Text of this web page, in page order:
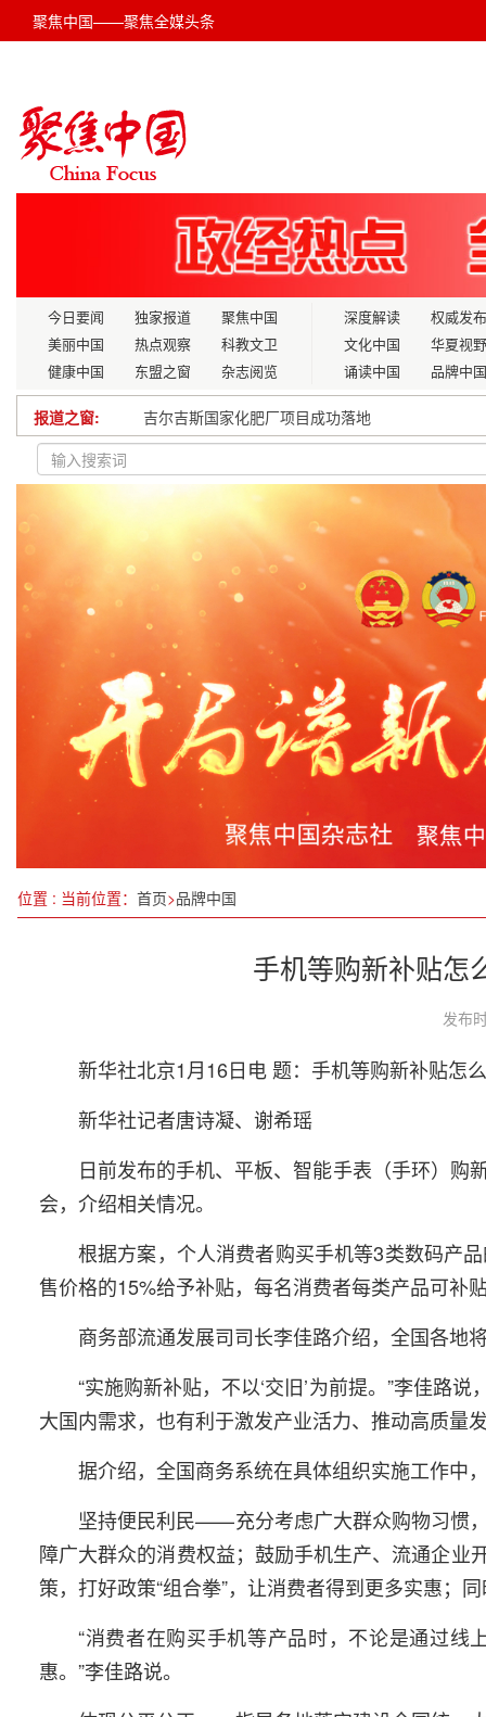
聚焦中国——聚焦全媒头条
今日要闻 独家报道
聚焦中国
美丽中国
热点观察
科教文卫
健康中国
东盟之窗 杂志阅览
深度解读
权威发布
文化中国
华夏视野
诵读中国
品牌中国
报道之窗:
吉尔吉斯国家化肥厂项目成功落地
“蛟龙号”首次搭载外国科学家下潜作业
盐城东台：聚焦“三个引领” 推动“两企三新”团建工
“小站点”赋能企业劳动关系“大和谐”
“冶长讲堂”首期开讲
第八届世界无人机大会在深圳成功召开
大庆冬捕有“流量”也有“留量”
首次在华举办！这个聚焦AEO的全球性会议不一般
箭在弦上！全球最大碳市场将迎首次扩围
四川达州重塑交通版图 三年会战完成投资852.3亿
位置 : 当前位置： 首页>品牌中国
手机等购新补贴怎
发布
新华社北京1月16日电 题：手机等购新补贴怎
新华社记者唐诗凝、谢希瑶
日前发布的手机、平板、智能手表（手环）购
会，介绍相关情况。
根据方案，个人消费者购买手机等3类数码产
售价格的15%给予补贴，每名消费者每类产品可补
商务部流通发展司司长李佳路介绍，全国各地
“实施购新补贴，不以‘交旧’为前提。”李佳路
大国内需求，也有利于激发产业活力、推动高质量
据介绍，全国商务系统在具体组织实施工作中
坚持便民利民——充分考虑广大群众购物习惯
障广大群众的消费权益；鼓励手机生产、流通企
策，打好政策“组合拳”，让消费者得到更多实惠；
“消费者在购买手机等产品时，不论是通过
惠。”李佳路说。